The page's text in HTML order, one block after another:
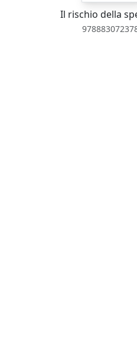
Il rischio della